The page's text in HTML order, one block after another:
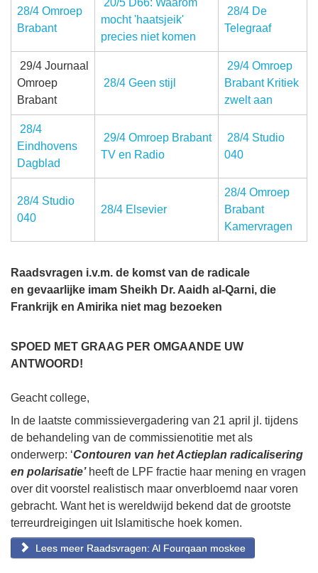
28/4 Omroep
Brabant
20/5 D66: Waarom
mocht 'haatsjeik'
precies niet komen
28/4 De
Telegraaf
29/4 Journaal
Omroep
Brabant
28/4 Geen stijl
29/4 Omroep
Brabant Kritiek
zwelt aan
28/4
Eindhovens
Dagblad
29/4 Omroep Brabant
TV en Radio
28/4 Studio
040
28/4 Studio
040
28/4 Elsevier
28/4 Omroep
Brabant
Kamervragen
Raadsvragen i.v.m. de komst van de radicale
en gevaarlijke imam Sheikh Dr. Aaidh al-Qarni, die
Frankrijk en Amirika niet mag bezoeken
SPOED MET GRAAG PER OMGAANDE UW
ANTWOORD!
Geacht college,
In de laatste commissievergadering van 21 april jl. tijdens
de behandeling van de commissienotitie met als
onderwerp: ‘Contouren van het Actieplan radicalisering
en polarisatie’ heeft de LPF fractie haar mening en vragen
over dit voorstel realistisch maar onverbloemd naar voren
gebracht. Want het is wereldwijd bekend dat de grootste
terreurdreigingen uit Islamitische hoek komen.
Lees meer Raadsvragen: Al Fourqaan moskee